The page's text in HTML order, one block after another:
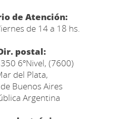
de Atención:
de 14 a 18 hs.
postal:
6ºNivel, (7600)
del Plata,
Buenos Aires
Argentina